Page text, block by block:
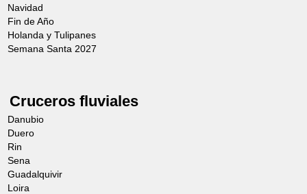
Navidad
Fin de Año
Holanda y Tulipanes
Semana Santa 2027
Cruceros fluviales
Danubio
Duero
Rin
Sena
Guadalquivir
Loira